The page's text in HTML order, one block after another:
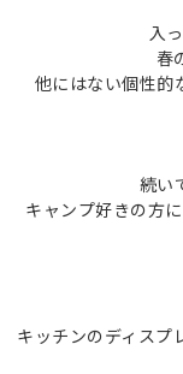
入
春
他にはない個性的
続い
キャンプ好きの方
キッチンのディスプ